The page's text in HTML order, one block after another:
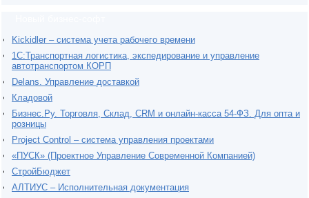
Kickidler – система учета рабочего времени
1С:Транспортная логистика, экспедирование и управление
автотранспортом КОРП
Delans. Управление доставкой
Кладовой
Бизнес.Ру. Торговля, Склад, CRM и онлайн-касса 54-ФЗ. Для опта и
розницы
Project Сontrol – система управления проектами
«ПУСК» (Проектное Управление Современной Компанией)
СтройБюджет
АЛТИУС – Исполнительная документация